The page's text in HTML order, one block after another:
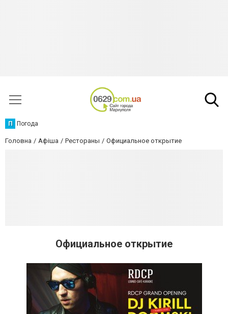
П Погода
Головна Афіша Рестораны Официальное открытие
Официальное открытие